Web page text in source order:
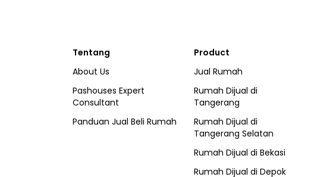
Tentang
About Us
Pashouses Expert
Consultant
Panduan Jual Beli Rumah
Product
Jual Rumah
Rumah Dijual di
Tangerang
Rumah Dijual di
Tangerang Selatan
Rumah Dijual di Bekasi
Rumah Dijual di Depok